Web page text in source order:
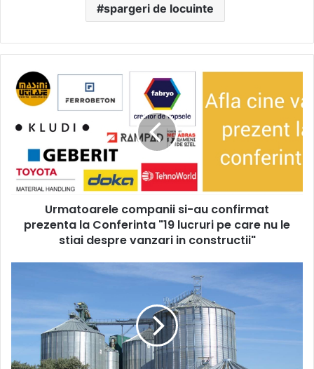
spargeri de locuinte
Urmatoarele
companii
si-
confirmat
prezenta
Conferinta
"19
constructii"
Urmatoarele companii si-au confirmat
prezenta la Conferinta "19 lucruri pe care nu le
stiai despre vanzari in constructii"
industriale